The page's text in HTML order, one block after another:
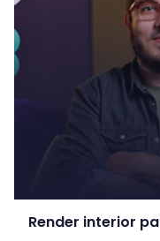
Render interior